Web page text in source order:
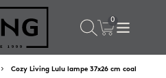
valg til dig
Cozy Living Lulu lampe 37x26 cm coal